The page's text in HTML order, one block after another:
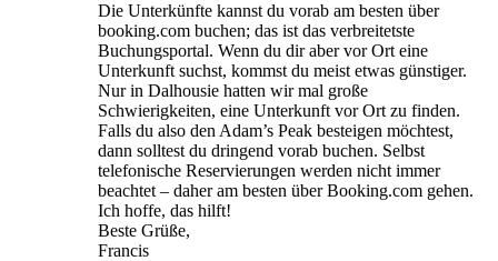
Die Unterkünfte kannst du vorab am besten über
booking.com buchen; das ist das verbreitetste
Buchungsportal. Wenn du dir aber vor Ort eine
Unterkunft suchst, kommst du meist etwas günstiger.
Nur in Dalhousie hatten wir mal große
Schwierigkeiten, eine Unterkunft vor Ort zu finden.
Falls du also den Adam’s Peak besteigen möchtest,
dann solltest du dringend vorab buchen. Selbst
telefonische Reservierungen werden nicht immer
beachtet – daher am besten über Booking.com gehen.
Ich hoffe, das hilft!
Beste Grüße,
Francis